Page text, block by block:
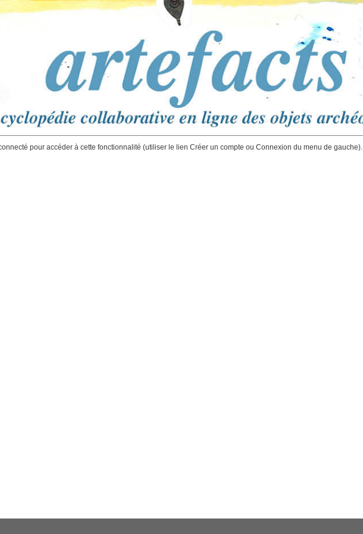
pour accéder à cette fonctionnalité (utiliser le lien Créer un compte ou Connexion du menu de gauche).